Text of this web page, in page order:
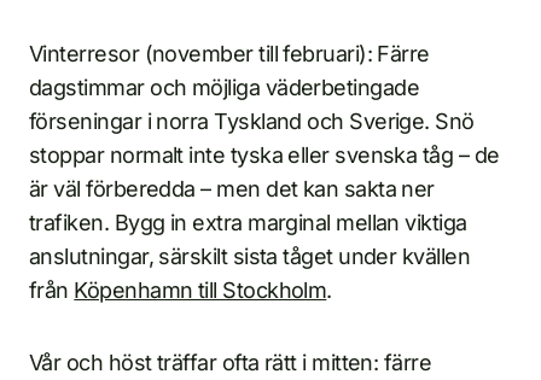
Vinterresor (november till februari): Färre
dagstimmar och möjliga väderbetingade
förseningar i norra Tyskland och Sverige. Snö
stoppar normalt inte tyska eller svenska tåg – de
är väl förberedda – men det kan sakta ner
trafiken. Bygg in extra marginal mellan viktiga
anslutningar, särskilt sista tåget under kvällen
från Köpenhamn till Stockholm.
Vår och höst träffar ofta rätt i mitten: färre